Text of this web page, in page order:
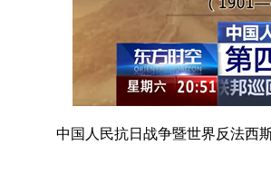
中国人民抗日战争暨世界反法西斯